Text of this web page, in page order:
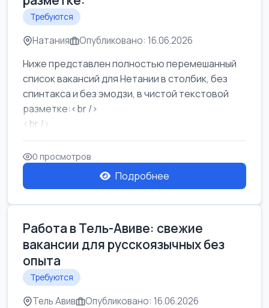
Требуются
Натания Опубликовано: 16.06.2026
Ниже представлен полностью перемешанный
список вакансий для Нетании в столбик, без
спинтакса и без эмодзи, в чистой текстовой
разметке:<br />
<br />
Работа в Нетании на мебельном производстве:
требу...
0 просмотров
Подробнее
Работа в Тель-Авиве: свежие
вакансии для русскоязычных без
опыта
Требуются
Тель Авив Опубликовано: 16.06.2026